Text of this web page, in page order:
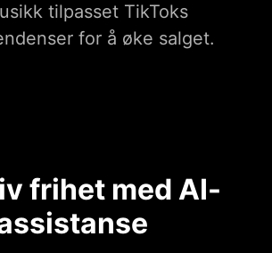
tilpasset TikToks
for å øke salget.
frihet med AI-